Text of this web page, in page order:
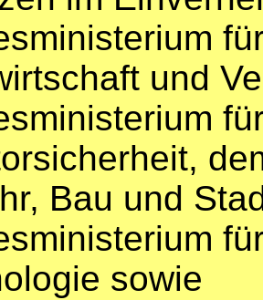
und
Bau und
sowie